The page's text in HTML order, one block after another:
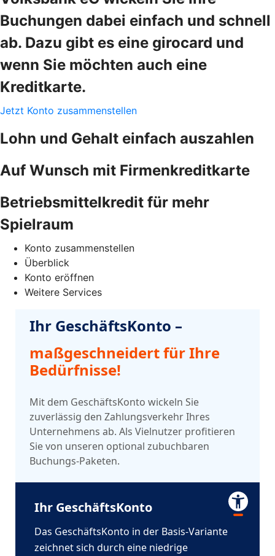
Buchungen dabei einfach und schnell
ab. Dazu gibt es eine girocard und
wenn Sie möchten auch eine
Kreditkarte.
Jetzt Konto zusammenstellen
Lohn und Gehalt einfach auszahlen
Auf Wunsch mit Firmenkreditkarte
Betriebsmittelkredit für mehr
Spielraum
Konto zusammenstellen
Überblick
Konto eröffnen
Weitere Services